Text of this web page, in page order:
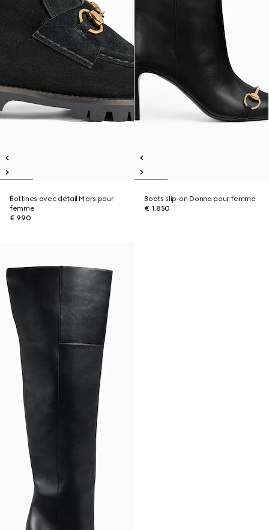
Bottines avec détail Mors pour
femme
€ 990
Boots slip-on Donna pour femme
€ 1.850